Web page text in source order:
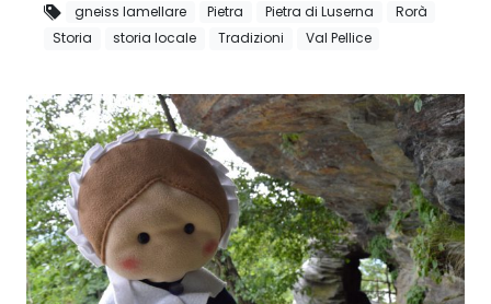
gneiss lamellare Pietra Pietra di Luserna
Rorà
Storia
storia locale Tradizioni Val Pellice